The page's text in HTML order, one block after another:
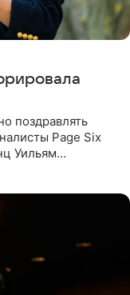
поздравлять
Page Six
Уильям